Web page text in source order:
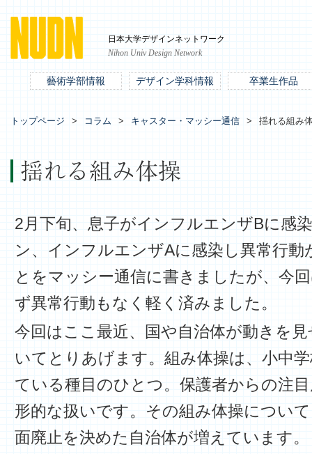
日本大学デザインネットワーク
Nihon Univ Design Network
藝術学部情報 デザイン学科情報 卒業生作品
トップページ コラム キャスター・マッシー通信 揺れる組み
揺れる組み体操
2月下旬、息子がインフルエンザBに感
ン、インフルエンザAに感染し異常行
とをマッシー通信に書きましたが、今
ず異常行動もなく軽く済みました。
今回はここ最近、国や自治体が動きを
いてとりあげます。組み体操は、小中
ている種目のひとつ。保護者からの注
形的な扱いです。その組み体操につい
面廃止を決めた自治体が増えています